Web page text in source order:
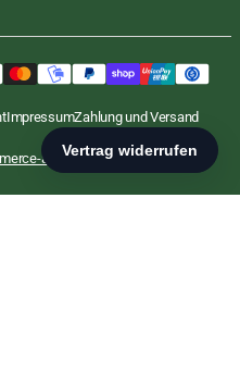
Regulärer
Preis
€1,39
EUR
PRO
KG
ImpressumZahlung und Versand
agentur.net